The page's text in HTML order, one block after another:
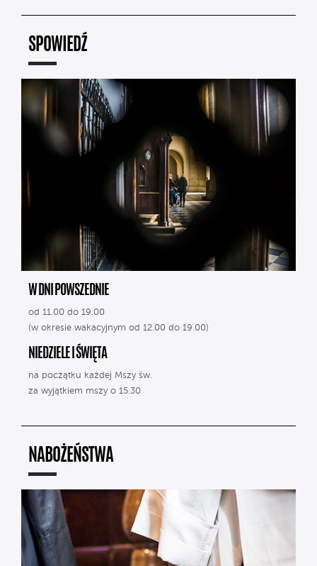
SPOWIEDŹ
W DNI POWSZEDNIE
od 11.00 do 19.00
(w okresie wakacyjnym od 12.00 do 19.00)
NIEDZIELE I ŚWIĘTA
na początku każdej Mszy św.
za wyjątkiem mszy o 15.30
NABOŻEŃSTWA